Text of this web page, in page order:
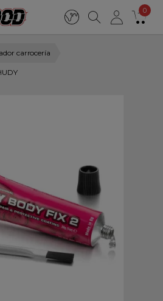
0
carrocería